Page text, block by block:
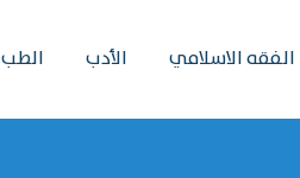
الفقه الاسلامي الأدب الطب